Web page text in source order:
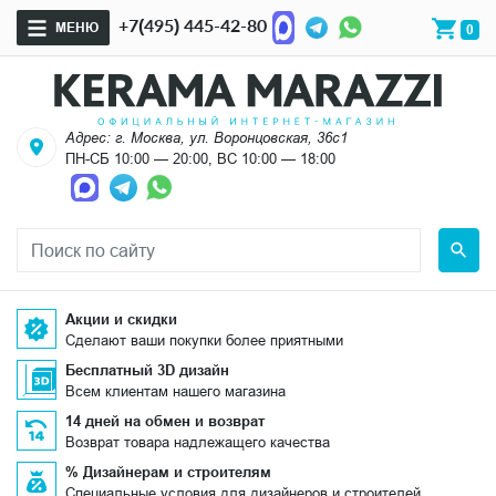
МЕНЮ +7(495) 445-42-80 0
Адрес: г. Москва, ул. Воронцовская, 36с1
ПН-СБ 10:00 — 20:00, ВС 10:00 — 18:00
Акции и скидки
Сделают ваши покупки более приятными
Бесплатный 3D дизайн
Всем клиентам нашего магазина
14 дней на обмен и возврат
Возврат товара надлежащего качества
% Дизайнерам и строителям